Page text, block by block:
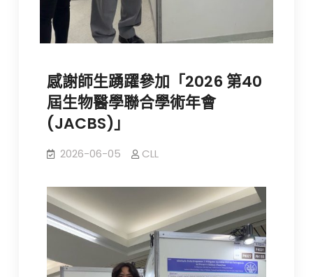
感謝師生踴躍參加「2026 第40
屆生物醫學聯合學術年會
(JACBS)」
2026-06-05 CLL